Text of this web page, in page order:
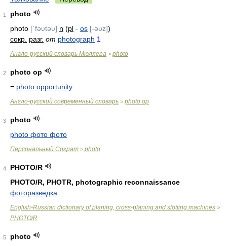
1
photo
photo [ˊfəυtəυ] n (pl - os [-əυz])
сокр. разг. от photograph 1
Англо-русский словарь Мюллера > photo
2
photo op
= photo opportunity
Англо-русский современный словарь > photo op
3
photo
photo фото фото
Персональный Сократ > photo
4
PHOTO/R
PHOTO/R, PHOTR, photographic reconnaissance
фоторазведка
English-Russian dictionary of planing, cross-planing and slotting machines >
PHOTO/R
5
photo